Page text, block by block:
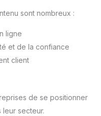
sont nombreux :
ligne
et de la confiance
client
de se positionner
leur secteur.